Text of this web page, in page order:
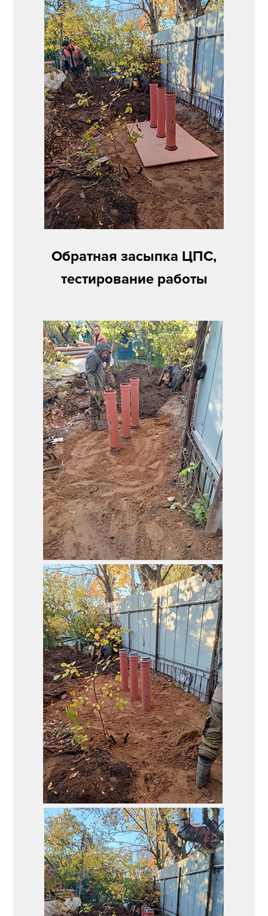
Обратная засыпка ЦПС,
тестирование работы